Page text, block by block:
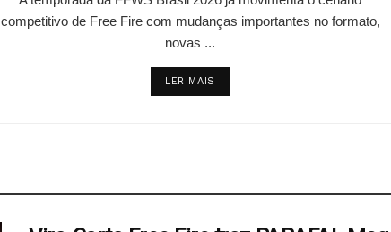
competitivo de Free Fire com mudanças importantes no formato,
novas ...
LER MAIS